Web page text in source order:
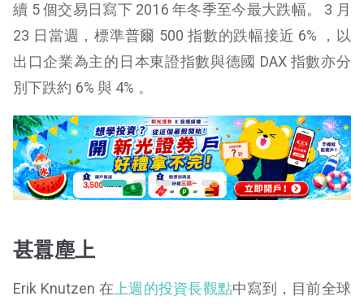
續 5 個交易日寫下 2016 年冬季至今最大跌幅。 3 月
23 日當週，標準普爾 500 指數的跌幅接近 6% ，以
出口企業為主的日本東證指數與德國 DAX 指數亦分
別下跌約 6% 與 4% 。
甚囂塵上
Erik Knutzen 在 上週的投資長觀點中寫到，目前全球